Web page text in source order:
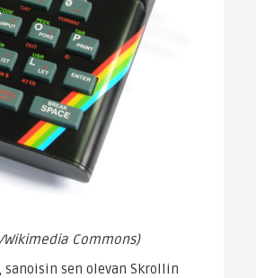
Commons)
sen olevan Skrollin